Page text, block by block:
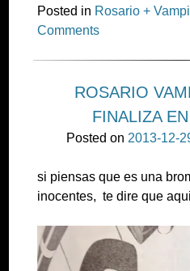
Posted in Rosario +
Comments
ROSARIO
FINALIZA
Posted on 2013-12-
si piensas que es una
inocentes, te dire que